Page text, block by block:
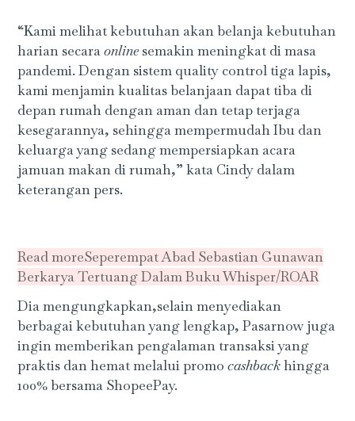
“Kami melihat kebutuhan akan belanja kebutuhan
harian secaraonlinesemakin meningkat di masa
pandemi. Dengan sistem quality control tiga lapis,
kami menjamin kualitas belanjaan dapat tiba di
depan rumah dengan aman dan tetap terjaga
kesegarannya, sehingga mempermudah Ibu dan
keluarga yang sedang mempersiapkan acara
jamuan makan di rumah,” kata Cindy dalam
keterangan pers.
Read moreSeperempat Abad Sebastian Gunawan
Berkarya Tertuang Dalam Buku Whisper/ROAR
Dia mengungkapkan,selain menyediakan
berbagai kebutuhan yang lengkap, Pasarnow juga
ingin memberikan pengalaman transaksi yang
praktis dan hemat melalui promocashbackhingga
100% bersama ShopeePay.